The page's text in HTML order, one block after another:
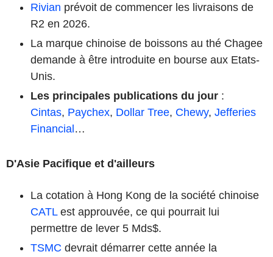
Rivian prévoit de commencer les livraisons de
R2 en 2026.
La marque chinoise de boissons au thé Chagee
demande à être introduite en bourse aux Etats-
Unis.
Les principales publications du jour :
Cintas, Paychex, Dollar Tree, Chewy, Jefferies
Financial…
D'Asie Pacifique et d'ailleurs
La cotation à Hong Kong de la société chinoise
CATLest approuvée, ce qui pourrait lui
permettre de lever 5 Mds$.
TSMC devrait démarrer cette année la